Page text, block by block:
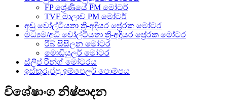
FP ශ්‍රේණියේ PM මෝටර්
TVF මාලාව PM මෝටර්
අඩු වෝල්ටීයතා ත්‍රි-අදියර ප්‍රේරක මෝටර
මධ්‍යම/අධි වෝල්ටීයතා ත්‍රි-අදියර ප්‍රේරක මෝටර
රිබ් සිසිලන මෝටර
මොඩියුලර් මෝටර
ස්ලිප් රින්ග් මෝටරය
ඉස්කුරුප්පු ඉම්පෙලර් පොම්පය
විශේෂාංග නිෂ්පාදන